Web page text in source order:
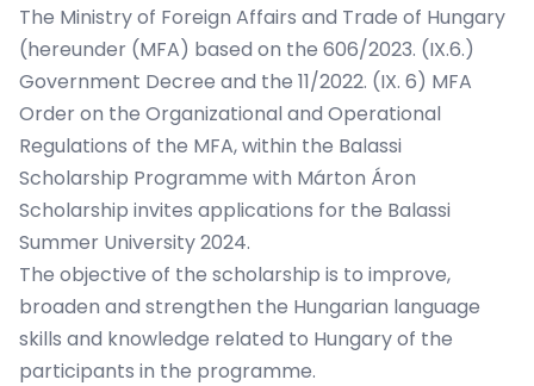
The Ministry of Foreign Affairs and Trade of Hungary
(hereunder (MFA) based on the 606/2023. (IX.6.)
Government Decree and the 11/2022. (IX. 6) MFA
Order on the Organizational and Operational
Regulations of the MFA, within the Balassi
Scholarship Programme with Márton Áron
Scholarship invites applications for the Balassi
Summer University 2024.
The objective of the scholarship is to improve,
broaden and strengthen the Hungarian language
skills and knowledge related to Hungary of the
participants in the programme.